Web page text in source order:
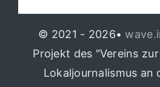
© 2021 - 2026•
Projekt des "Vereins
Lokaljournalismus an